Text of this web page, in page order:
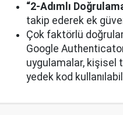
“2-Adımlı
takip ederek ek
Çok faktörlü
Google
uygulamalar, kişisel
yedek kod